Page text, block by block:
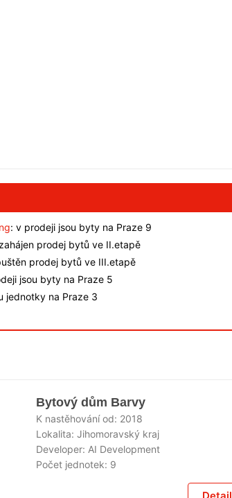
: v prodeji jsou byty na Praze 9
prodej bytů ve II.etapě
prodej bytů ve III.etapě
jsou byty na Praze 5
jednotky na Praze 3
Bytový dům Barvy
K nastěhování od: 2018
Lokalita:Jihomoravský kraj
Developer: AI Development
Počet jednotek: 9